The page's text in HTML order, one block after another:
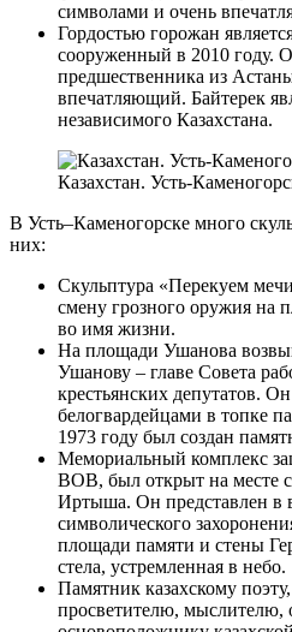
символами и очень
Гордостью горожан
сооруженный в 2010 году.
предшественника из
впечатляющий. Байтерек
независимого Казахстана.
Казахстан. Усть-
В Усть–Каменогорске много
них:
Скульптура «Перекуем
смену грозного оружия на
во имя жизни.
На площади Ушанова
Ушанову – главе Совета
крестьянских депутатов.
белогвардейцами в топке
1973 году был создан
Мемориальный комплекс
ВОВ, был открыт на месте
Иртыша. Он представлен в
символического
площади памяти и стены
стела, устремленная в небо.
Памятник казахскому
просветителю, мыслителю,